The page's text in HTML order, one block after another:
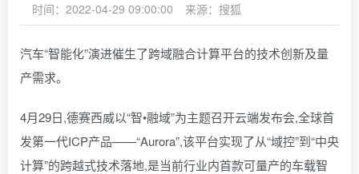
时间：2022-04-29 09:00:00 来源：搜狐
汽车“智能化”演进催生了跨域融合计算平台的技术创新及量
产需求。
4月29日,德赛西威以“智•融域”为主题召开云端发布会,全球首
发第一代ICP产品——“Aurora”,该平台实现了从“域控”到“中央
计算”的跨越式技术落地,是当前行业内首款可量产的车载智